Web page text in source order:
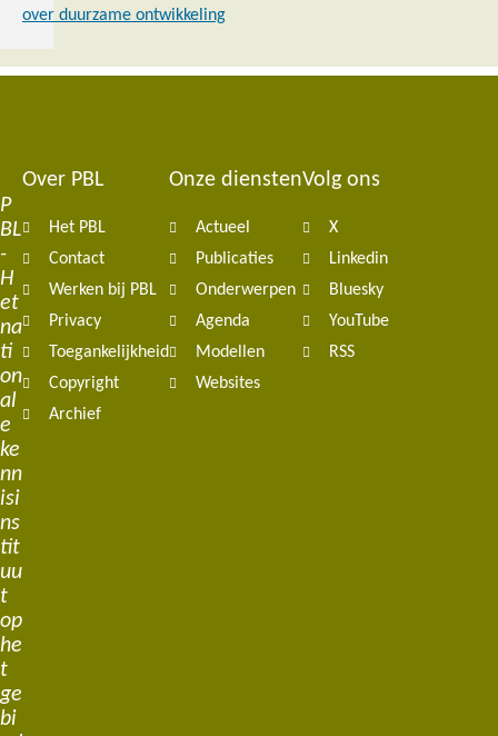
over duurzame ontwikkeling
P
BL
-
H
et
na
ti
on
al
e
ke
nn
isi
ns
tit
uu
t
op
he
t
ge
bi
Footer
navigation
Over PBL
Het PBL
Contact
Werken bij PBL
Privacy
Toegankelijkheid
Copyright
Archief
Onze diensten
Actueel
Publicaties
Onderwerpen
Agenda
Modellen
Websites
Volg ons
X
Linkedin
Bluesky
YouTube
RSS